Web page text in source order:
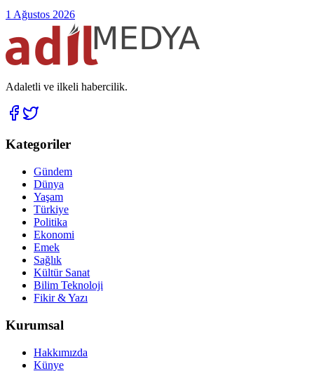
1 Ağustos 2026
Adaletli ve ilkeli habercilik.
Kategoriler
Gündem
Dünya
Yaşam
Türkiye
Politika
Ekonomi
Emek
Sağlık
Kültür Sanat
Bilim Teknoloji
Fikir & Yazı
Kurumsal
Hakkımızda
Künye